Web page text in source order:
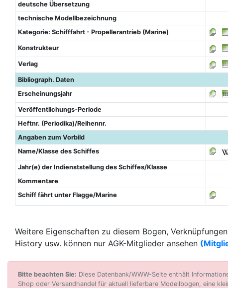
deutsche Übersetzung
technische Modellbezeichnung
Kategorie: Schifffahrt - Propellerantrieb (Marine)
Konstrukteur
Verlag
Bibliograph. Daten
Erscheinungsjahr
Veröffentlichungs-Periode
Heftnr. (Periodika)/Reihennr.
Angaben zum Vorbild
Name/Klasse des Schiffes
Jahr(e) der Indienststellung des Schiffes/Klasse
Kommentare
Schiff fährt unter Flagge/Marine
Weitere Eigenschaften zu diesem Bogen,
History usw. können nur AGK-Mitglieder ansehen
Bitte beachten Sie: Diese Datenbank/WWW-Seite enthält
Shop oder Versandhandel für aktuell lieferbare Modellbogen, eine